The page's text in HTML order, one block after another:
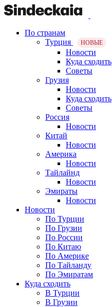
По странам
Турция
НОВЫЕ
Новости
Куда сходить
Советы
Грузия
Новости
Куда сходить
Советы
Россия
Новости
Китай
Новости
Америка
Новости
Тайлайнд
Новости
Эмираты
Новости
Новости
По Турции
По Грузии
По России
По Китаю
По Америке
По Тайланду
По Эмиратам
Куда сходить
В Турции
В Грузии